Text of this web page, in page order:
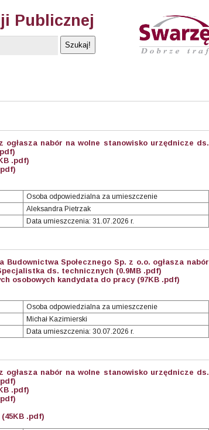
Publicznej
nabór na wolne stanowisko urzędnicze ds.
.pdf)
Osoba odpowiedzialna za umieszczenie
Aleksandra Pietrzak
Data umieszczenia: 31.07.2026 r.
Społecznego Sp. z o.o. ogłasza nabór
ds. technicznych (0.9MB .pdf)
osobowych kandydata do pracy (97KB .pdf)
Osoba odpowiedzialna za umieszczenie
Michał Kazimierski
Data umieszczenia: 30.07.2026 r.
nabór na wolne stanowisko urzędnicze ds.
.pdf)
.pdf)